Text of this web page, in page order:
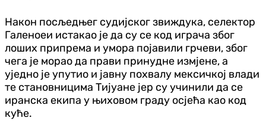
Након посљедњег судијског звиждука, селектор
Галеноеи истакао је да су се код играча због
лоших припрема и умора појавили грчеви, због
чега је морао да прави принудне измјене, а
уједно је упутио и јавну похвалу мексичкој влади
те становницима Тијуане јер су учинили да се
иранска екипа у њиховом граду осјећа као код
куће.